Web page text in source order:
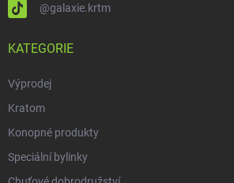
@galaxie.krtm
KATEGORIE
Výprodej
Kratom
Konopné produkty
Speciální bylinky